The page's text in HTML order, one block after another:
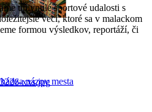
názov mesta
uplynulé športové udalosti s
veci, ktoré sa v malackom
formou výsledkov, reportáží, či